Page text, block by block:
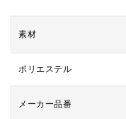
素材
ポリエステル
メーカー品番